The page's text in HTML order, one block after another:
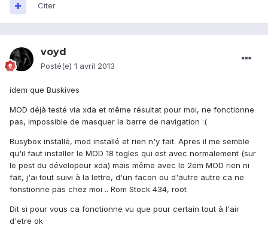
Citer
voyd
Posté(e) 1 avril 2013
idem que Buskives
MOD déjà testé via xda et même résultat pour moi, ne fonctionne
pas, impossible de masquer la barre de navigation :(
Busybox installé, mod installé et rien n'y fait. Apres il me semble
qu'il faut installer le MOD 18 togles qui est avec normalement (sur
le post du dévelopeur xda) mais même avec le 2em MOD rien ni
fait, j'ai tout suivi à la lettre, d'un facon ou d'autre autre ca ne
fonstionne pas chez moi .. Rom Stock 434, root
Dit si pour vous ca fonctionne vu que pour certain tout à l'air
d'etre ok